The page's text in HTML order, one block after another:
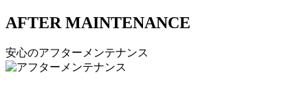
AFTER MAINTENANCE
安心のアフターメンテナンス